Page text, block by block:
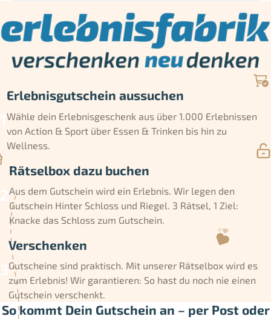
Erlebnisgutschein aussuchen
Wähle dein Erlebnisgeschenk aus über 1.000 Erlebnissen
von Action & Sport über Essen & Trinken bis hin zu
Wellness.
Rätselbox dazu buchen
Aus dem Gutschein wird ein Erlebnis. Wir legen den
Gutschein Hinter Schloss und Riegel. 3 Rätsel, 1 Ziel:
Knacke das Schloss zum Gutschein.
Verschenken
Gutscheine sind praktisch. Mit unserer Rätselbox wird es
zum Erlebnis! Wir garantieren: So hast du noch nie einen
Gutschein verschenkt.
So kommt Dein Gutschein an – per Post oder